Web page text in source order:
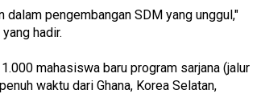
pengembangan SDM yang unggul,"
hadir.
mahasiswa baru program sarjana (jalur
waktu dari Ghana, Korea Selatan,